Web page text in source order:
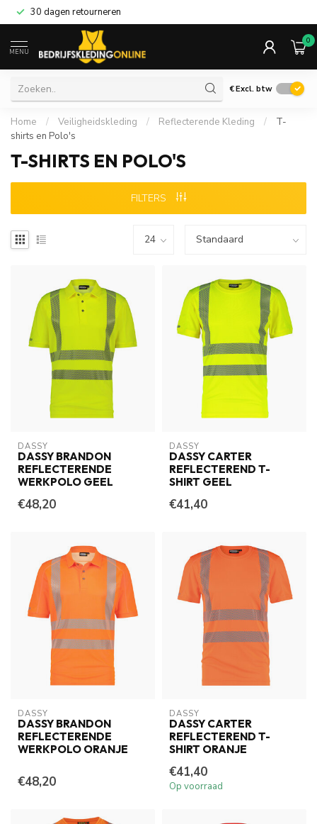
30 dagen retourneren
MENU
0
€Excl. btw
Home / Veiligheidskleding / Reflecterende Kleding /
T-
shirts en Polo's
T-SHIRTS EN POLO'S
FILTERS
DASSY
DASSY BRANDON
REFLECTERENDE
WERKPOLO GEEL
€48,20
DASSY
DASSY CARTER
REFLECTEREND T-
SHIRT GEEL
€41,40
DASSY
DASSY BRANDON
REFLECTERENDE
WERKPOLO ORANJE
€48,20
DASSY
DASSY CARTER
REFLECTEREND T-
SHIRT ORANJE
€41,40
Op voorraad